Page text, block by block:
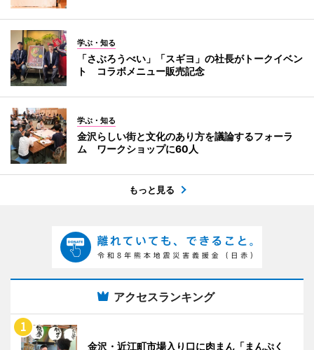
学ぶ・知る
「さぶろうべい」「スギヨ」の社長がトークイベン
ト コラボメニュー販売記念
学ぶ・知る
金沢らしい街と文化のあり方を議論するフォーラ
ム ワークショップに60人
もっと見る
アクセスランキング
金沢・近江町市場入り口に肉まん「まんぷく